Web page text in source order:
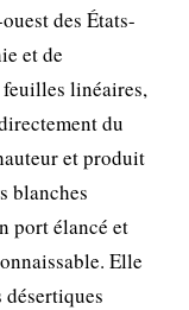
des États-
et de
linéaires,
du
et produit
blanches
port élancé et
Elle
désertiques